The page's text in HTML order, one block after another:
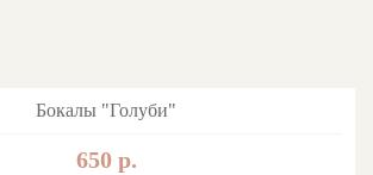
Бокалы "Голуби"
650 р.